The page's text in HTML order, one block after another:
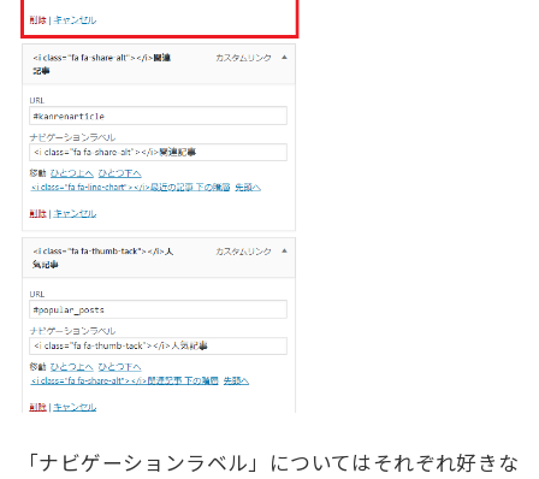
「ナビゲーションラベル」についてはそれぞれ好きな